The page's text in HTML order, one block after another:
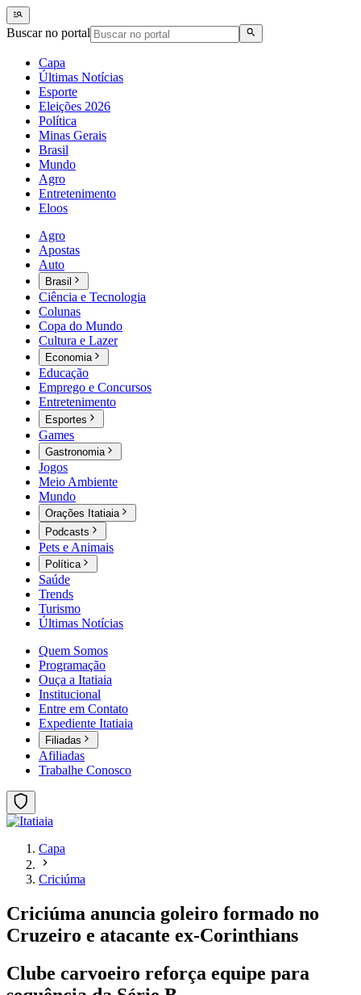
Buscar no portal
Capa
Últimas Notícias
Esporte
Eleições 2026
Política
Minas Gerais
Brasil
Mundo
Agro
Entretenimento
Eloos
Agro
Apostas
Auto
Brasil
Ciência e Tecnologia
Colunas
Copa do Mundo
Cultura e Lazer
Economia
Educação
Emprego e Concursos
Entretenimento
Esportes
Games
Gastronomia
Jogos
Meio Ambiente
Mundo
Orações Itatiaia
Podcasts
Pets e Animais
Política
Saúde
Trends
Turismo
Últimas Notícias
Quem Somos
Programação
Ouça a Itatiaia
Institucional
Entre em Contato
Expediente Itatiaia
Filiadas
Afiliadas
Trabalhe Conosco
Capa
Criciúma
Criciúma anuncia goleiro formado no
Cruzeiro e atacante ex-Corinthians
Clube carvoeiro reforça equipe para